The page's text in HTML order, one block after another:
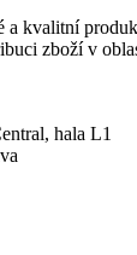
kvalitní
zboží v
hala L1